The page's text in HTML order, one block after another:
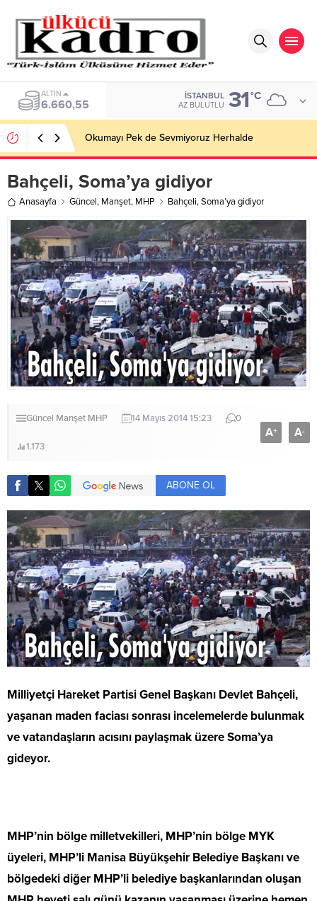
BIST
13.779,39
İSTANBUL
AZ BULUTLU 31°C
Okumayı Pek de Sevmiyoruz Herhalde
Bahçeli, Soma’ya gidiyor
Anasayfa Güncel, Manşet, MHP Bahçeli, Soma’ya gidiyor
Güncel Manşet MHP 14 Mayıs 2014 15:23 0
1.173
A+ A-
ABONE OL
Milliyetçi Hareket Partisi Genel Başkanı Devlet Bahçeli,
yaşanan maden faciası sonrası incelemelerde bulunmak
ve vatandaşların acısını paylaşmak üzere Soma’ya
gideyor.
MHP’nin bölge milletvekilleri, MHP’nin bölge MYK
üyeleri, MHP’li Manisa Büyükşehir Belediye Başkanı ve
bölgedeki diğer MHP’li belediye başkanlarından oluşan